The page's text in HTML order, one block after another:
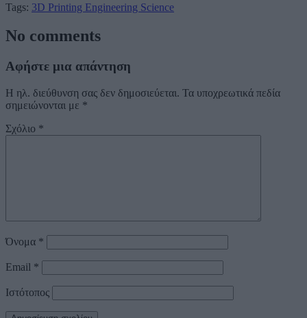
Tags: 3D Printing Engineering Science
No comments
Αφήστε μια απάντηση
Η ηλ. διεύθυνση σας δεν δημοσιεύεται. Τα υποχρεωτικά πεδία
σημειώνονται με *
Σχόλιο *
Όνομα *
Email *
Ιστότοπος